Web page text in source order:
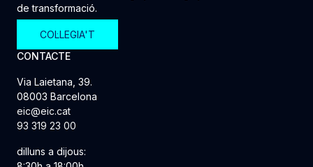
de transformació.
COL·LEGIA'T
CONTACTE
Via Laietana, 39.
08003 Barcelona
eic@eic.cat
93 319 23 00
dilluns a dijous: